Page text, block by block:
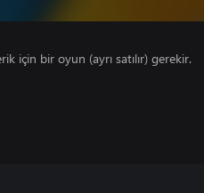
için bir oyun (ayrı satılır) gerekir.